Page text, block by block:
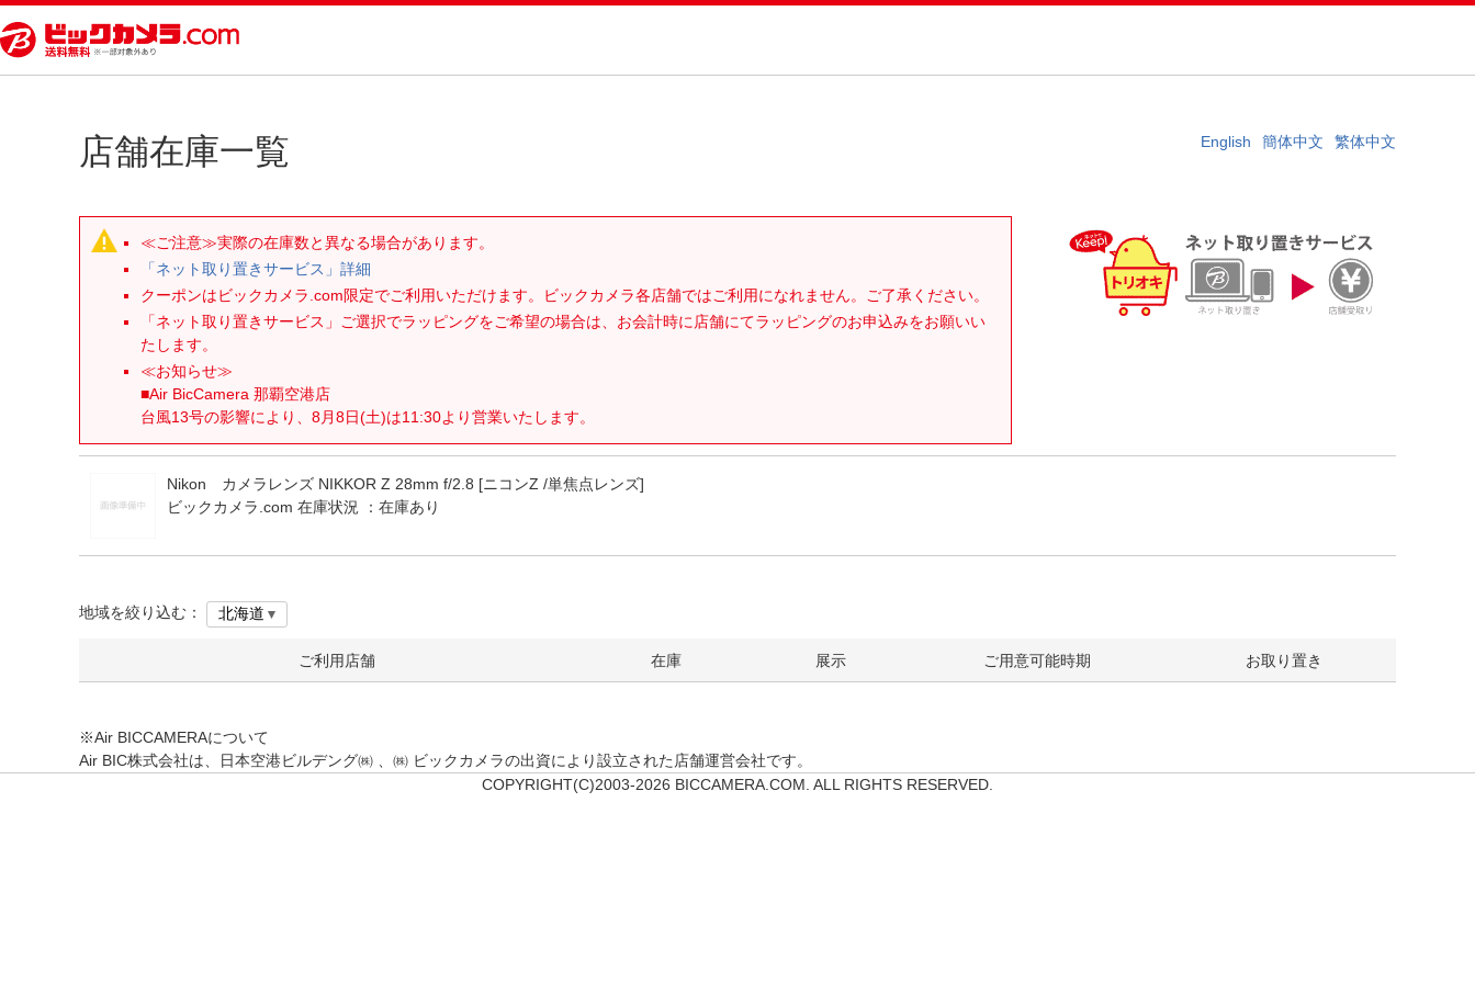
店舗在庫一覧 English 簡体中文 繁体中文
≪ご注意≫実際の在庫数と異なる場合があります。
「ネット取り置きサービス」詳細
クーポンはビックカメラ.com限定でご利用いただけます。ビックカメラ各店舗ではご利用になれません。ご了承ください。
「ネット取り置きサービス」ご選択でラッピングをご希望の場合は、お会計時に店舗にてラッピングのお申込みをお願いい
たします。
≪お知らせ≫
■Air BicCamera 那覇空港店
台風13号の影響により、8月8日(土)は11:30より営業いたします。
Nikon カメラレンズ NIKKOR Z 28mm f/2.8 [ニコンZ /単焦点レンズ]
ビックカメラ.com 在庫状況 ： 在庫あり
地域を絞り込む：
ご利用店舗 在庫 展示 ご用意可能時期 お取り置き
※Air BICCAMERAについて
Air BIC株式会社は、日本空港ビルデング㈱ 、㈱ ビックカメラの出資により設立された店舗運営会社です。
COPYRIGHT(C)2003-2026 BICCAMERA.COM. ALL RIGHTS RESERVED.